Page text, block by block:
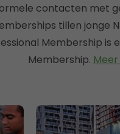
contacten met
tillen jonge
Membership
Membership.